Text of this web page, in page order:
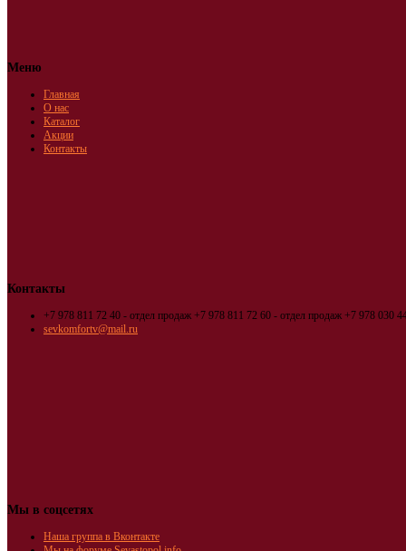
Меню
Главная
О нас
Каталог
Акции
Контакты
Контакты
+7 978 811 72 40 - отдел продаж +7 978 811 72 60 - отдел продаж +7 978 030
sevkomfortv@mail.ru
Мы в соцсетях
Наша группа в Вконтакте